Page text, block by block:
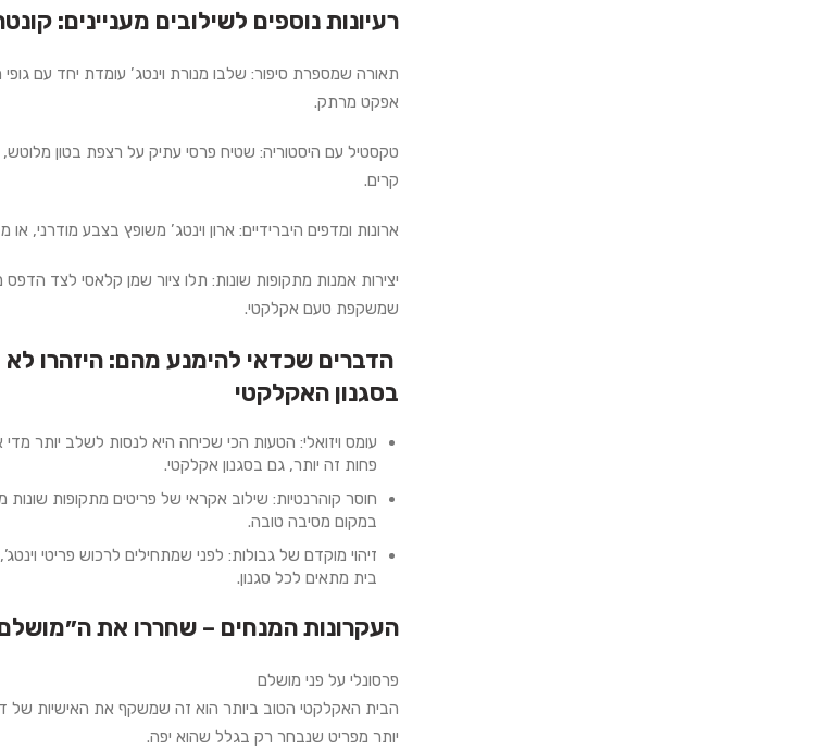
רעיונות נוספים לשילובים מעניינים:
תאורה שמספרת סיפור:
אפקט מרתק.
טקסטיל עם היסטוריה: שטיח פרסי עתיק על רצפת בטון מלוטש,
קרים.
ארונות ומדפים היברידיים: ארון וינטג’ משופץ בצבע מודרני, או
יצירות אמנות מתקופות שונות:
שמשקפת טעם אקלקטי.
הדברים שכדאי להימנע מהם: היזהרו לא
בסגנון האקלקטי
עומס ויזואלי: הטעות הכי שכיחה היא לנסות לשלב יותר מדי
פחות זה יותר, גם בסגנון אקלקטי.
חוסר קוהרנטיות: שילוב אקראי של פריטים מתקופות
במקום מסיבה טובה.
זיהוי מוקדם של גבולות: לפני שמתחילים לרכוש פריטי
בית מתאים לכל סגנון.
העקרונות המנחים – שחררו את
פרסונלי על פני מושלם
הבית האקלקטי הטוב ביותר הוא זה שמשקף את האישיות של
יותר מפריט שנבחר רק בגלל שהוא יפה.